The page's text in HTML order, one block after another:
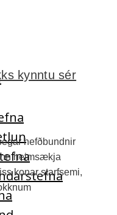
kynntu sér
hefðbundnir
heimsækja
konar starfsemi,